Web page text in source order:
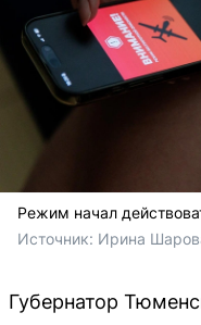
Режим начал
Источник: Ирина
Губернатор